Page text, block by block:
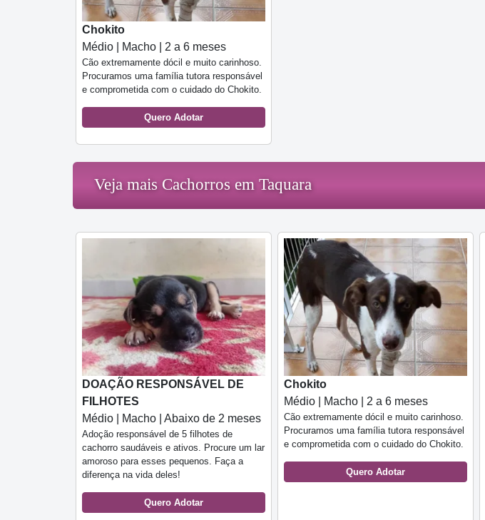
Chokito
Médio | Macho | 2 a 6 meses
Cão extremamente dócil e muito carinhoso.
Procuramos uma família tutora responsável
e comprometida com o cuidado do Chokito.
Quero Adotar
Veja mais Cachorros em Taquara
DOAÇÃO RESPONSÁVEL DE
FILHOTES
Médio | Macho | Abaixo de 2 meses
Adoção responsável de 5 filhotes de
cachorro saudáveis e ativos. Procure um lar
amoroso para esses pequenos. Faça a
diferença na vida deles!
Quero Adotar
Chokito
Médio | Macho | 2 a 6 meses
Cão extremamente dócil e muito carinhoso.
Procuramos uma família tutora responsável
e comprometida com o cuidado do Chokito.
Quero Adotar